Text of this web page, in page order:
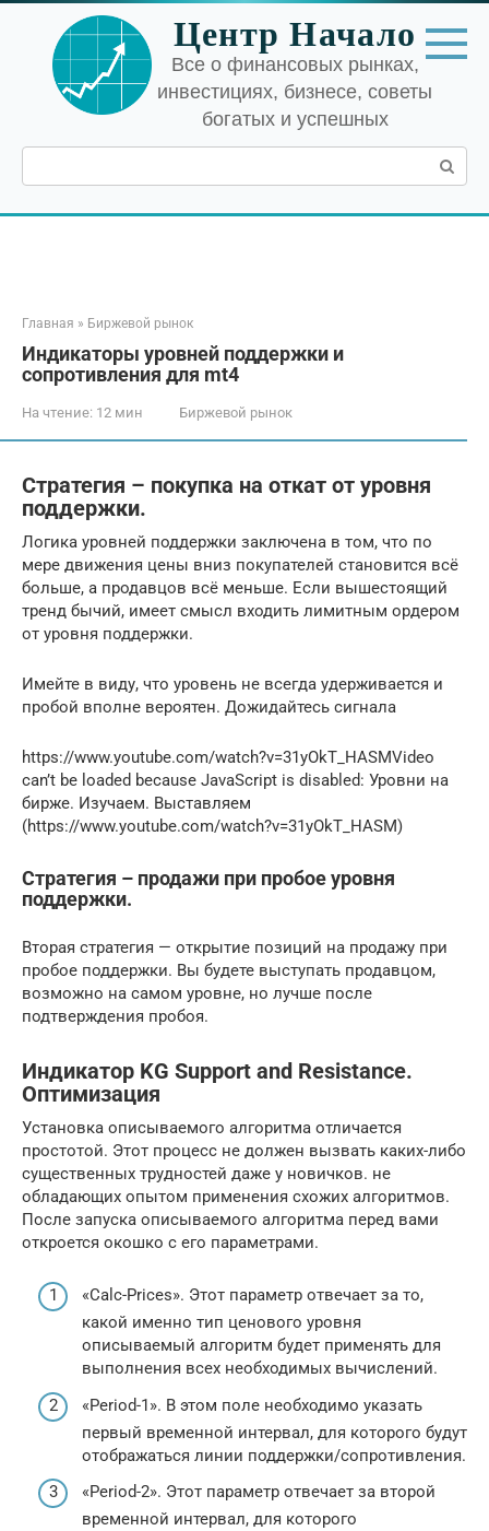
Перейти
контенту
Центр Начало
Все о финансовых рынках,
инвестициях, бизнесе, советы
богатых и успешных
Поиск:
Главная » Биржевой рынок
Индикаторы уровней поддержки и
сопротивления для mt4
На чтение: 12 мин Биржевой рынок
Стратегия – покупка на откат от уровня
поддержки.
Логика уровней поддержки заключена в том, что по
мере движения цены вниз покупателей становится всё
больше, а продавцов всё меньше. Если вышестоящий
тренд бычий, имеет смысл входить лимитным ордером
от уровня поддержки.
Имейте в виду, что уровень не всегда удерживается и
пробой вполне вероятен. Дожидайтесь сигнала
https://www.youtube.com/watch?v=31yOkT_HASMVideo
can’t be loaded because JavaScript is disabled: Уровни на
бирже. Изучаем. Выставляем
(https://www.youtube.com/watch?v=31yOkT_HASM)
Стратегия – продажи при пробое уровня
поддержки.
Вторая стратегия — открытие позиций на продажу при
пробое поддержки. Вы будете выступать продавцом,
возможно на самом уровне, но лучше после
подтверждения пробоя.
Индикатор KG Support and Resistance.
Оптимизация
Установка описываемого алгоритма отличается
простотой. Этот процесс не должен вызвать каких-либо
существенных трудностей даже у новичков. не
обладающих опытом применения схожих алгоритмов.
После запуска описываемого алгоритма перед вами
откроется окошко с его параметрами.
«Calc-Prices». Этот параметр отвечает за то,
какой именно тип ценового уровня
описываемый алгоритм будет применять для
выполнения всех необходимых вычислений.
«Period-1». В этом поле необходимо указать
первый временной интервал, для которого будут
отображаться линии поддержки/сопротивления.
«Period-2». Этот параметр отвечает за второй
временной интервал, для которого